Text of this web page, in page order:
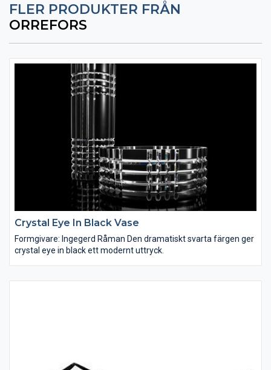
FLER PRODUKTER FRÅN
ORREFORS
Crystal Eye In Black Vase
Formgivare: Ingegerd Råman Den dramatiskt svarta färgen ger
crystal eye in black ett modernt uttryck.